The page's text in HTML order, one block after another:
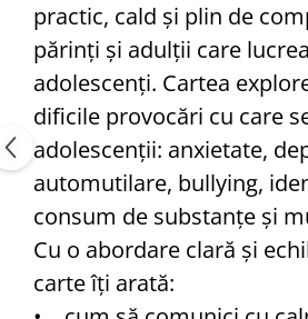
practic, cald şi plin de
părinţi şi adulţii care
adolescenţi. Cartea
dificile provocări cu care
adolescenţii: anxietate,
automutilare, bullying,
consum de substanţe şi
Cu o abordare clară şi
carte îţi arată: